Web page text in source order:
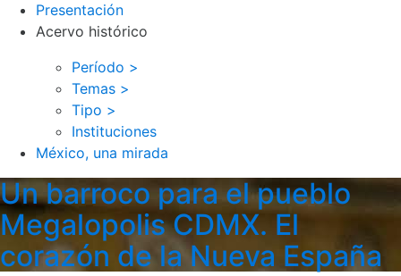
Presentación
Acervo histórico
Período >
Temas >
Tipo >
Instituciones
México, una mirada
Un barroco para el pueblo
Megalopolis CDMX. El
corazón de la Nueva España